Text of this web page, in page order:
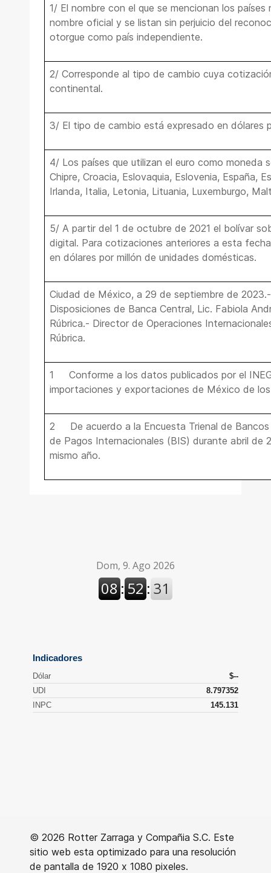
1/ El nombre con el que se mencionan los
nombre oficial y se listan sin perjuicio del
otorgue como país independiente.
2/ Corresponde al tipo de cambio cuya
continental.
3/ El tipo de cambio está expresado en dólares
4/ Los países que utilizan el euro como moneda
Chipre, Croacia, Eslovaquia, Eslovenia, España,
Irlanda, Italia, Letonia, Lituania, Luxemburgo,
5/ A partir del 1 de octubre de 2021 el bolívar
digital. Para cotizaciones anteriores a esta
en dólares por millón de unidades domésticas.
Ciudad de México, a 29 de septiembre de
Disposiciones de Banca Central, Lic. Fabiola
Rúbrica.- Director de Operaciones
Rúbrica.
1 Conforme a los datos publicados por el
importaciones y exportaciones de México de
2 De acuerdo a la Encuesta Trienal de Bancos
de Pagos Internacionales (BIS) durante abril de
mismo año.
© 2026 Rotter Zarraga y Compañia S.C. Este
sitio web esta optimizado para una resolución
de pantalla de 1920 x 1080 pixeles.